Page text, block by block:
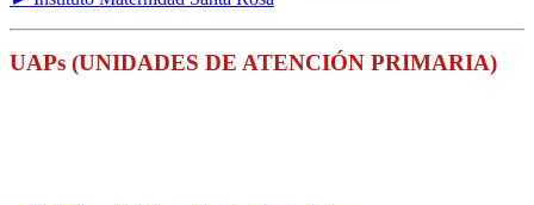
UAPs (UNIDADES DE ATENCIÓN PRIMARIA)